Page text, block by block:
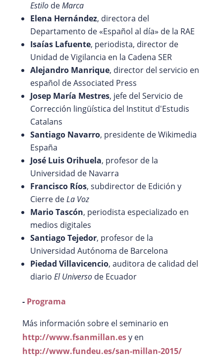
Estilo deMarca
Elena Hernández, directora del
Departamento de «Español al día» de la RAE
Isaías Lafuente, periodista, director de
Unidad de Vigilancia en la Cadena SER
Alejandro Manrique, director del servicio en
español de Associated Press
Josep María Mestres, jefe del Servicio de
Corrección lingüística del Institut d'Estudis
Catalans
Santiago Navarro, presidente de Wikimedia
España
José Luis Orihuela, profesor de la
Universidad de Navarra
Francisco Ríos, subdirector de Edición y
Cierre deLa Voz
Mario Tascón, periodista especializado en
medios digitales
Santiago Tejedor, profesor de la
Universidad Autónoma de Barcelona
Piedad Villavicencio, auditora de calidad del
diario El Universode Ecuador
- Programa
Más información sobre el seminario en
http://www.fsanmillan.esy en
http://www.fundeu.es/san-millan-2015/